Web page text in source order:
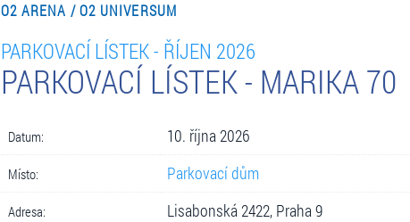
O2 ARENA / O2 UNIVERSUM
PARKOVACÍ LÍSTEK - ŘÍJEN 2026
PARKOVACÍ LÍSTEK - MARIKA 70
Datum: 10. října 2026
Místo: Parkovací dům
Adresa: Lisabonská 2422, Praha 9